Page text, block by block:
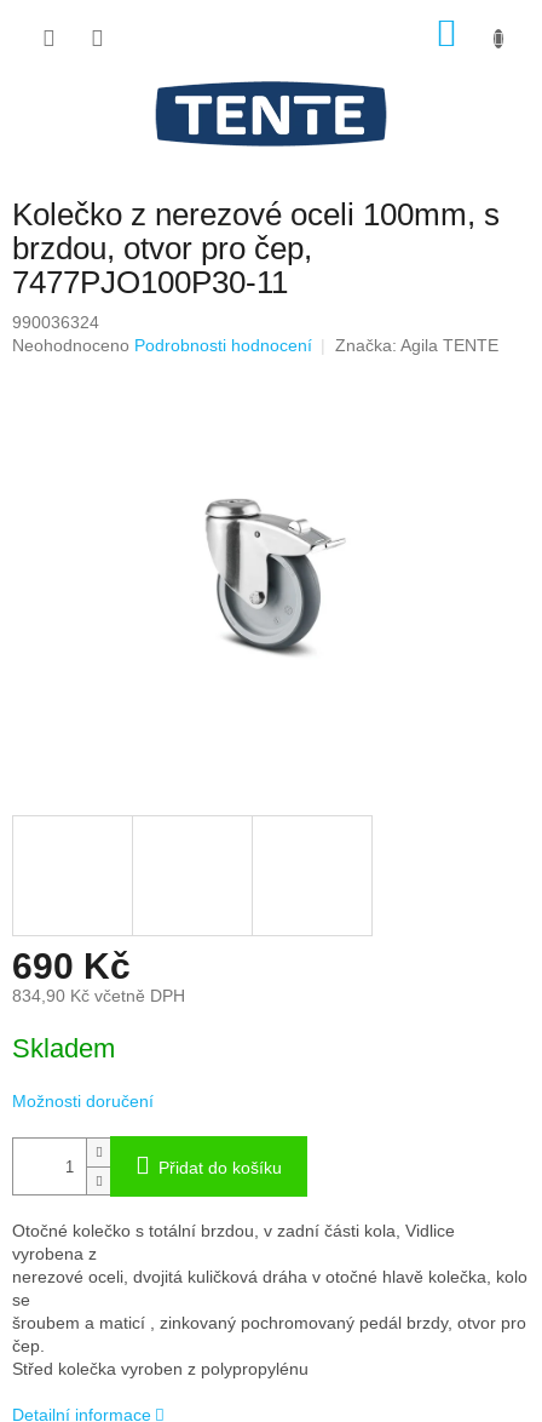
Kolečko z nerezové oceli 100mm, s
brzdou, otvor pro čep,
7477PJO100P30-11
990036324
Průměrné
Neohodnoceno Podrobnosti hodnocení Značka: Agila TENTE
690 Kč
834,90 Kč včetně DPH
cena:
Skladem
Možnosti doručení
Přidat do košíku
Otočné kolečko s totální brzdou, v zadní části kola, Vidlice
vyrobena z
nerezové oceli, dvojitá kuličková dráha v otočné hlavě kolečka, kolo
se
šroubem a maticí , zinkovaný pochromovaný pedál brzdy, otvor pro
čep.
Střed kolečka vyroben z polypropylénu
Detailní informace